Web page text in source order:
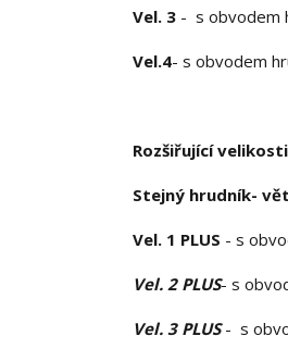
Vel. 3 - s obvodem
Vel.4- s obvodem
Rozšiřující
Stejný hrudník-
Vel. 1 PLUS - s
Vel. 2 PLUS- s
Vel. 3 PLUS- s